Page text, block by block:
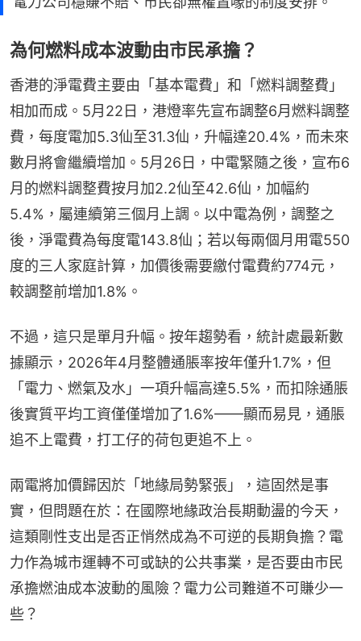
為何燃料成本波動由市民承擔？
香港的淨電費主要由「基本電費」和「燃料調整費」
相加而成。5月22日，港燈率先宣布調整6月燃料調整
費，每度電加5.3仙至31.3仙，升幅達20.4%，而未來
數月將會繼續增加。5月26日，中電緊隨之後，宣布6
月的燃料調整費按月加2.2仙至42.6仙，加幅約
5.4%，屬連續第三個月上調。以中電為例，調整之
後，淨電費為每度電143.8仙；若以每兩個月用電550
度的三人家庭計算，加價後需要繳付電費約774元，
較調整前增加1.8%。
不過，這只是單月升幅。按年趨勢看，統計處最新數
據顯示，2026年4月整體通脹率按年僅升1.7%，但
「電力、燃氣及水」一項升幅高達5.5%，而扣除通脹
後實質平均工資僅僅增加了1.6%——顯而易見，通脹
追不上電費，打工仔的荷包更追不上。
兩電將加價歸因於「地緣局勢緊張」，這固然是事
實，但問題在於：在國際地緣政治長期動盪的今天，
這類剛性支出是否正悄然成為不可逆的長期負擔？電
力作為城市運轉不可或缺的公共事業，是否要由市民
承擔燃油成本波動的風險？電力公司難道不可賺少一
些？